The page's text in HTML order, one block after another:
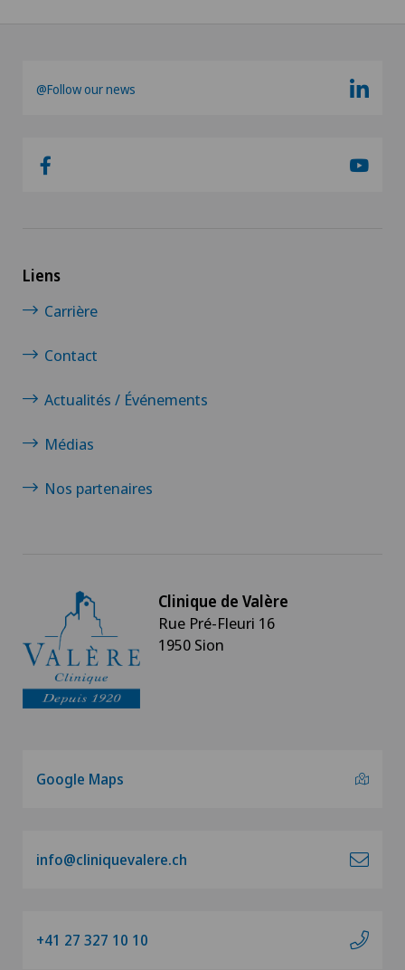
@Follow our news
Liens
Carrière
Contact
Actualités / Événements
Médias
Nos partenaires
Clinique de Valère
Rue Pré-Fleuri 16
1950 Sion
Google Maps
info@cliniquevalere.ch
+41 27 327 10 10